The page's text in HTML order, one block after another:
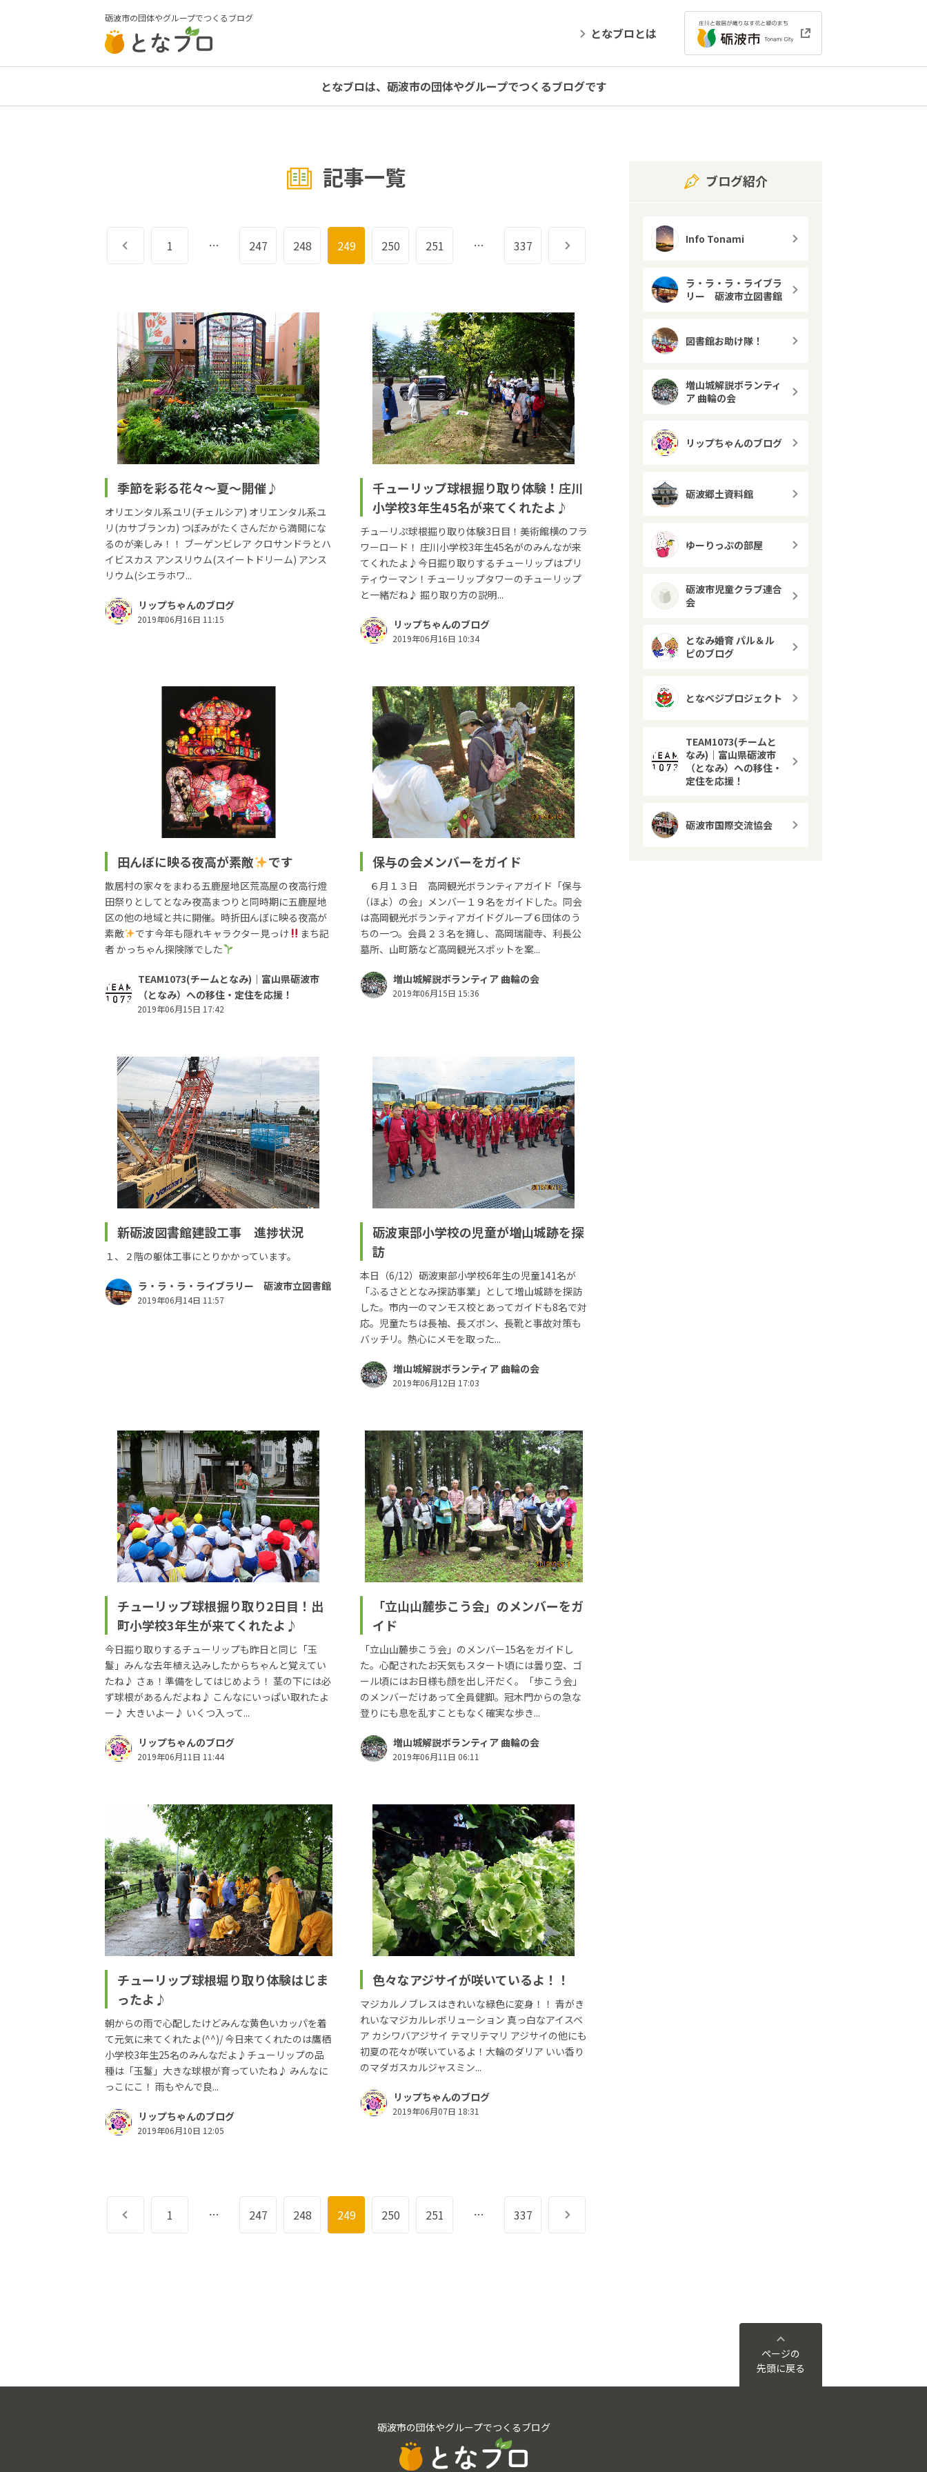
砺波市の団体やグループでつくるブログ
となブロとは
となブロは、砺波市の団体やグループでつくるブログです
記事一覧
1 … 247 248 249 250 251 … 337
季節を彩る花々～夏～開催♪
オリエンタル系ユリ(チェルシア) オリエンタル系ユ
リ(カサブランカ) つぼみがたくさんだから満開にな
るのが楽しみ！！ ブーゲンビレア クロサンドラとハ
イビスカス アンスリウム(スイートドリーム) アンス
リウム(シエラホワ...
リップちゃんのブログ
2019年06月16日 11:15
千ューリップ球根掘り取り体験！庄川
小学校3年生45名が来てくれたよ♪
チューリぷ球根掘り取り体験3日目！美術館横のフラ
ワーロード！ 庄川小学校3年生45名がのみんなが来
てくれたよ♪今日掘り取りするチューリップはプリ
ティウーマン！チューリップタワーのチューリップ
と一緒だね♪ 掘り取り方の説明...
リップちゃんのブログ
2019年06月16日 10:34
田んぼに映る夜高が素敵 です
散居村の家々をまわる五鹿屋地区荒高屋の夜高行燈
田祭りとしてとなみ夜高まつりと同時期に五鹿屋地
区の他の地域と共に開催。時折田んぼに映る夜高が
素敵
です今年も隠れキャラクター見っけ
まち記
者 かっちゃん探険隊でした
TEAM1073(チームとなみ)｜富山県砺波市
（となみ）への移住・定住を応援！
2019年06月15日 17:42
保与の会メンバーをガイド
６月１３日 高岡観光ボランティアガイド「保与
（ほよ）の会」メンバー１９名をガイドした。同会
は高岡観光ボランティアガイドグループ６団体のう
ちの一つ。会員２３名を擁し、高岡瑞龍寺、利長公
墓所、山町筋など高岡観光スポットを案...
増山城解説ボランティア 曲輪の会
2019年06月15日 15:36
新砺波図書館建設工事 進捗状況
１、２階の躯体工事にとりかかっています。
ラ・ラ・ラ・ライブラリー 砺波市立図書館
2019年06月14日 11:57
砺波東部小学校の児童が増山城跡を探
訪
本日（6/12）砺波東部小学校6年生の児童141名が
「ふるさととなみ探訪事業」として増山城跡を探訪
した。市内一のマンモス校とあってガイドも8名で対
応。児童たちは長袖、長ズボン、長靴と事故対策も
バッチリ。熱心にメモを取った...
増山城解説ボランティア 曲輪の会
2019年06月12日 17:03
チューリップ球根掘り取り2日目！出
町小学校3年生が来てくれたよ♪
今日掘り取りするチューリップも昨日と同じ「玉
鬘」みんな去年植え込みしたからちゃんと覚えてい
たね♪ さぁ！準備をしてはじめよう！ 茎の下には必
ず球根があるんだよね♪ こんなにいっぱい取れたよ
ー♪ 大きいよー♪ いくつ入って...
リップちゃんのブログ
2019年06月11日 11:44
「立山山麓歩こう会」のメンバーをガ
イド
「立山山麓歩こう会」のメンバー15名をガイドし
た。心配されたお天気もスタート頃には曇り空、ゴ
ール頃にはお日様も顔を出し汗だく。「歩こう会」
のメンバーだけあって全員健脚。冠木門からの急な
登りにも息を乱すこともなく確実な歩き...
増山城解説ボランティア 曲輪の会
2019年06月11日 06:11
チューリップ球根堀り取り体験はじま
ったよ♪
朝からの雨で心配したけどみんな黄色いカッパを着
て元気に来てくれたよ(^^)/ 今日来てくれたのは鷹栖
小学校3年生25名のみんなだよ♪チューリップの品
種は「玉鬘」大きな球根が育っていたね♪ みんなに
っこにこ！ 雨もやんで良...
リップちゃんのブログ
2019年06月10日 12:05
色々なアジサイが咲いているよ！！
マジカルノブレスはきれいな緑色に変身！！ 青がき
れいなマジカルレボリューション 真っ白なアイスベ
ア カシワバアジサイ テマリテマリ アジサイの他にも
初夏の花々が咲いているよ！大輪のダリア いい香り
のマダガスカルジャスミン...
リップちゃんのブログ
2019年06月07日 18:31
1 … 247 248 249 250 251 … 337
ブログ紹介
Info Tonami
ラ・ラ・ラ・ライブラ
リー 砺波市立図書館
図書館お助け隊！
増山城解説ボランティ
ア 曲輪の会
リップちゃんのブログ
砺波郷土資料館
ゆーりっぷの部屋
砺波市児童クラブ連合
会
となみ婚育 パル＆ル
ピのブログ
となベジプロジェクト
TEAM1073(チームと
なみ)｜富山県砺波市
（となみ）への移住・
定住を応援！
砺波市国際交流協会
ページの
先頭に戻る
砺波市の団体やグループでつくるブログ